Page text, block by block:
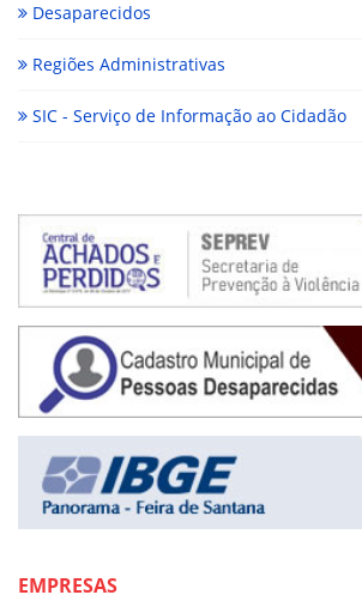
Desaparecidos
Regiões Administrativas
SIC - Serviço de Informação ao Cidadão
EMPRESAS